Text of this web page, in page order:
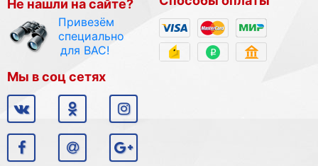
Не нашли на сайте?
Привезём
специально
для ВАС!
Мы в соц сетях